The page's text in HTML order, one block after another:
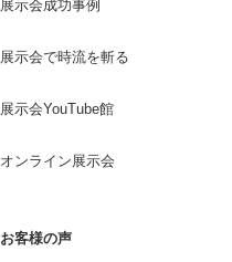
展示会成功事例
展示会で時流を斬る
展示会YouTube館
オンライン展示会
お客様の声